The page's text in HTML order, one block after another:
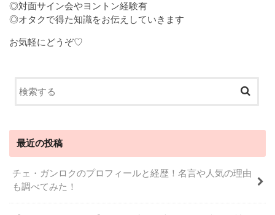
◎対面サイン会やヨントン経験有
◎オタクで得た知識をお伝えしていきます
お気軽にどうぞ♡
最近の投稿
チェ・ガンロクのプロフィールと経歴！名言や人気の理由
も調べてみた！